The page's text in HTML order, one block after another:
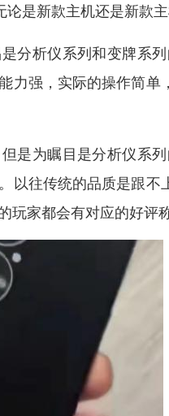
是新款主机还是新款主
分析仪系列和变牌系
力强，实际的操作简
是为瞩目是分析仪系
以往传统的品质是跟
玩家都会有对应的好评称